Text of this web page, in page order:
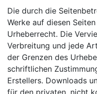
Die durch die
Werke auf diesen
Urheberrecht. Die
Verbreitung und jede
der Grenzen des
schriftlichen
Erstellers. Downloads
für den privaten, nicht